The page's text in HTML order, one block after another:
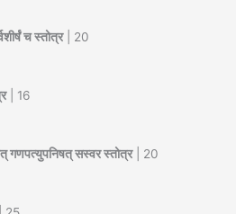
च स्तोत्र| 20
| 16
गणपत्युपनिषत् सस्वर स्तोत्र| 20